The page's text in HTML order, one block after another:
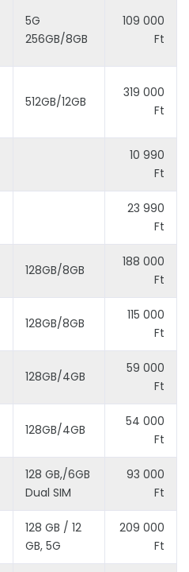
5G
256GB/8GB
109 000
Ft
512GB/12GB
319 000
Ft
10 990
Ft
23 990
Ft
128GB/8GB
188 000
Ft
128GB/8GB
115 000
Ft
128GB/4GB
59 000
Ft
128GB/4GB
54 000
Ft
128 GB,/6GB
Dual SIM
93 000
Ft
128 GB / 12
GB, 5G
209 000
Ft